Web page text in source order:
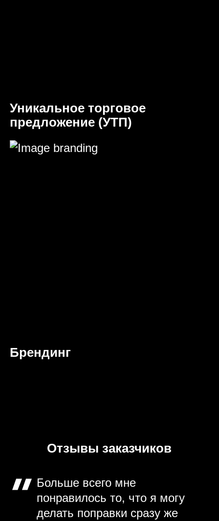
Уникальное торговое
предложение (УТП)
Брендинг
Отзывы заказчиков
Больше всего мне
понравилось то, что я могу
делать поправки сразу же